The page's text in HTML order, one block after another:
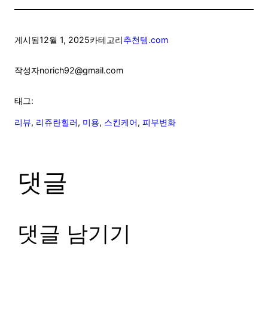
게시됨12월 1, 2025카테고리추천템.com
작성자norich92@gmail.com
태그:
리뷰, 리쥬란힐러, 미용, 스킨케어, 피부변화
댓글
댓글 남기기